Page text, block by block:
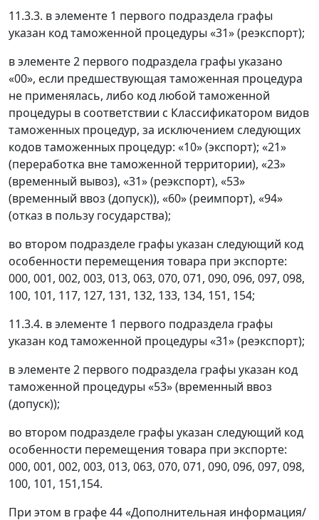
11.3.3. в элементе 1 первого подраздела графы
указан код таможенной процедуры «31» (реэкспорт);
в элементе 2 первого подраздела графы указано
«00», если предшествующая таможенная процедура
не применялась, либо код любой таможенной
процедуры в соответствии с Классификатором видов
таможенных процедур, за исключением следующих
кодов таможенных процедур: «10» (экспорт); «21»
(переработка вне таможенной территории), «23»
(временный вывоз), «31» (реэкспорт), «53»
(временный ввоз (допуск)), «60» (реимпорт), «94»
(отказ в пользу государства);
во втором подразделе графы указан следующий код
особенности перемещения товара при экспорте:
000, 001, 002, 003, 013, 063, 070, 071, 090, 096, 097, 098,
100, 101, 117, 127, 131, 132, 133, 134, 151, 154;
11.3.4. в элементе 1 первого подраздела графы
указан код таможенной процедуры «31» (реэкспорт);
в элементе 2 первого подраздела графы указан код
таможенной процедуры «53» (временный ввоз
(допуск));
во втором подразделе графы указан следующий код
особенности перемещения товара при экспорте:
000, 001, 002, 003, 013, 063, 070, 071, 090, 096, 097, 098,
100, 101, 151,154.
При этом в графе 44 «Дополнительная информация/